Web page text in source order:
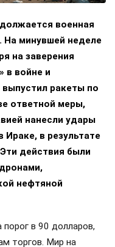
военная
На минувшей неделе
на заверения
в войне и
выпустил ракеты по
ответной меры,
нанесли удары
Ираке, в результате
действия были
нефтяной
порог в 90 долларов,
торгов. Мир на